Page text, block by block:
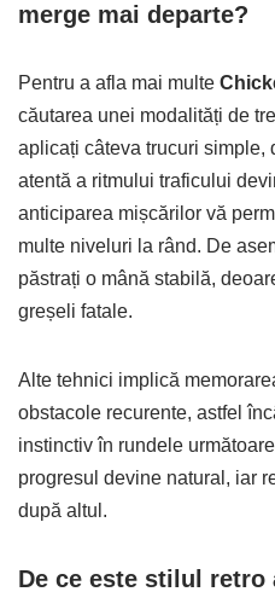
merge mai departe?
Pentru a afla mai multe
căutarea unei modalități de
aplicați câteva trucuri simple,
atentă a ritmului traficului
anticiparea mișcărilor vă
multe niveluri la rând. De
păstrați o mână stabilă,
greșeli fatale.
Alte tehnici implică
obstacole recurente, astfel
instinctiv în rundele
progresul devine natural, iar
după altul.
De ce este stilul retro